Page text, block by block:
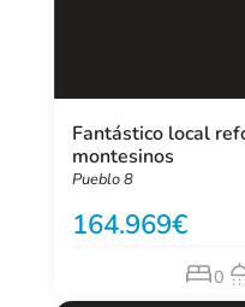
Fantástico local
montesinos
Pueblo 8
164.969
0